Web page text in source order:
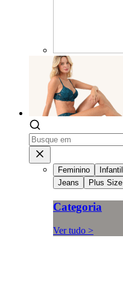
Feminino Infantil
Jeans
Plus Size
Categoria
Ver tudo >